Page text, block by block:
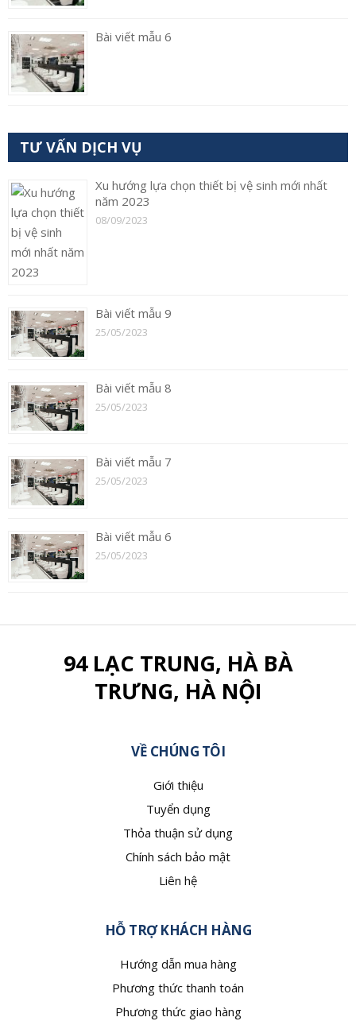
Bài viết mẫu 6
TƯ VẤN DỊCH VỤ
Xu hướng lựa chọn thiết bị vệ sinh mới nhất
năm 2023
08/09/2023
Bài viết mẫu 9
25/05/2023
Bài viết mẫu 8
25/05/2023
Bài viết mẫu 7
25/05/2023
Bài viết mẫu 6
25/05/2023
94 LẠC TRUNG, HÀ BÀ
TRƯNG, HÀ NỘI
VỀ CHÚNG TÔI
Giới thiệu
Tuyển dụng
Thỏa thuận sử dụng
Chính sách bảo mật
Liên hệ
HỖ TRỢ KHÁCH HÀNG
Hướng dẫn mua hàng
Phương thức thanh toán
Phương thức giao hàng